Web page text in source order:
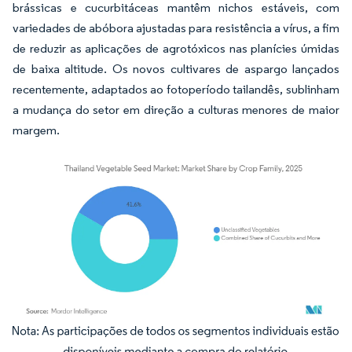
brássicas e cucurbitáceas mantêm nichos estáveis, com
variedades de abóbora ajustadas para resistência a vírus, a fim
de reduzir as aplicações de agrotóxicos nas planícies úmidas
de baixa altitude. Os novos cultivares de aspargo lançados
recentemente, adaptados ao fotoperíodo tailandês, sublinham
a mudança do setor em direção a culturas menores de maior
margem.
Imagem © Mordor Intelligence. O reuso requer atribuição conforme CC BY 4.0.